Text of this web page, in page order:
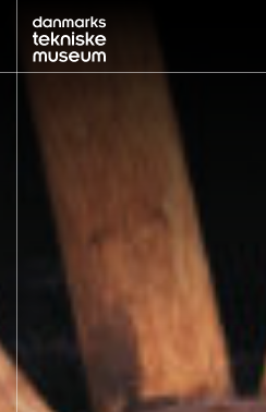
UDSTILLINGER
NYT MUSEUM
KONTAKT
ENGLISH